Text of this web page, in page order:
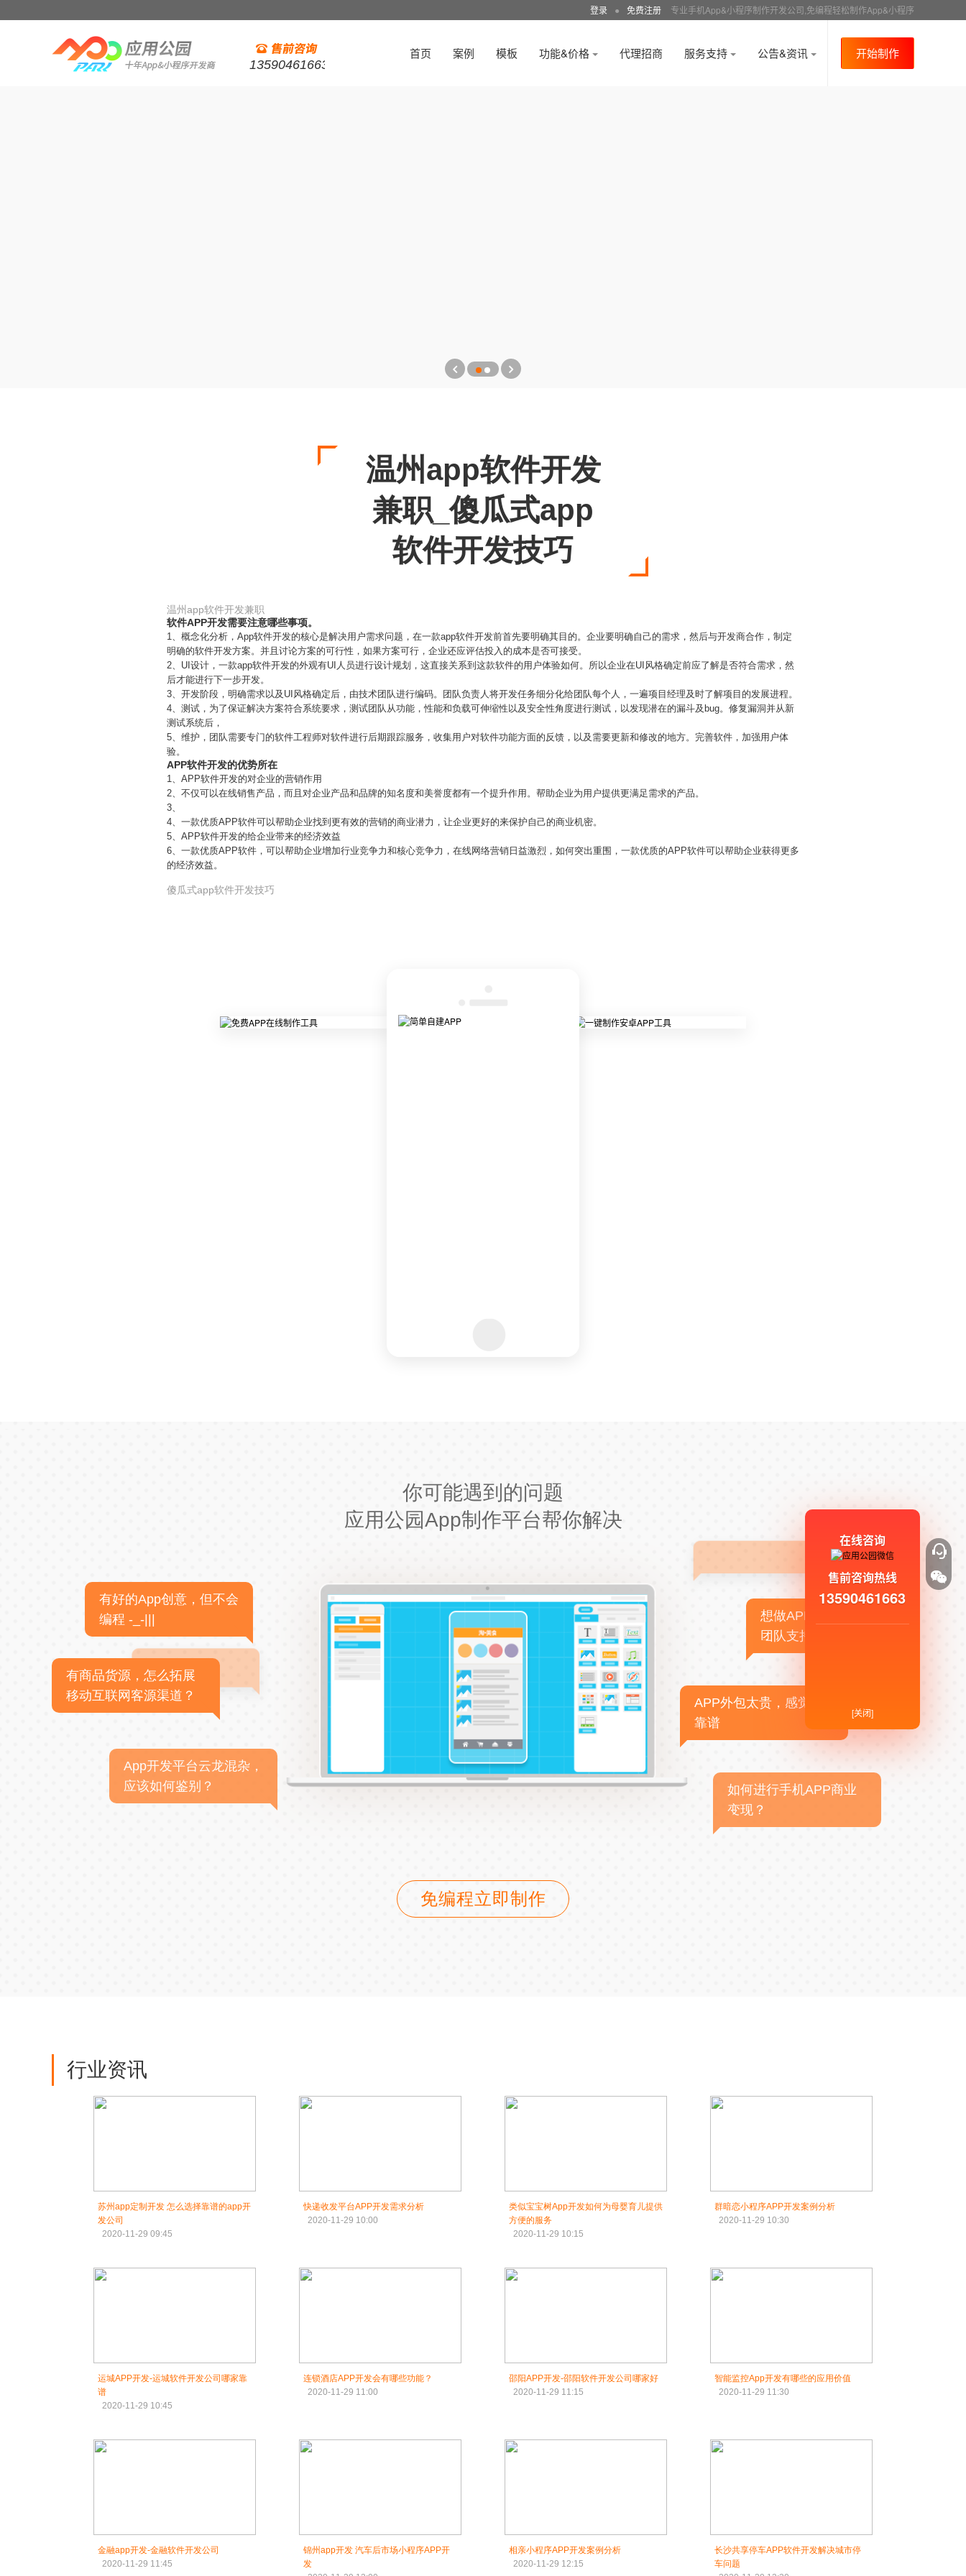
登录 ● 免费注册 专业手机App&小程序制作开发公司,免编程轻松制作App&小程序
13590461663
首页 案例 模板 功能&价格 代理招商 服务支持 公告&资讯 开始制作
温州app软件开发
兼职_傻瓜式app
软件开发技巧
温州app软件开发兼职
软件APP开发需要注意哪些事项。
1、概念化分析，App软件开发的核心是解决用户需求问题，在一款app软件开发前首先要明确其目的。企业要明确自己的需求，然后与开发商合作，制定
明确的软件开发方案。并且讨论方案的可行性，如果方案可行，企业还应评估投入的成本是否可接受。
2、UI设计，一款app软件开发的外观有UI人员进行设计规划，这直接关系到这款软件的用户体验如何。所以企业在UI风格确定前应了解是否符合需求，然
后才能进行下一步开发。
3、开发阶段，明确需求以及UI风格确定后，由技术团队进行编码。团队负责人将开发任务细分化给团队每个人，一遍项目经理及时了解项目的发展进程。
4、测试，为了保证解决方案符合系统要求，测试团队从功能，性能和负载可伸缩性以及安全性角度进行测试，以发现潜在的漏斗及bug。修复漏洞并从新
测试系统后，
5、维护，团队需要专门的软件工程师对软件进行后期跟踪服务，收集用户对软件功能方面的反馈，以及需要更新和修改的地方。完善软件，加强用户体
验。
APP软件开发的优势所在
1、APP软件开发的对企业的营销作用
2、不仅可以在线销售产品，而且对企业产品和品牌的知名度和美誉度都有一个提升作用。帮助企业为用户提供更满足需求的产品。
3、
4、一款优质APP软件可以帮助企业找到更有效的营销的商业潜力，让企业更好的来保护自己的商业机密。
5、APP软件开发的给企业带来的经济效益
6、一款优质APP软件，可以帮助企业增加行业竞争力和核心竞争力，在线网络营销日益激烈，如何突出重围，一款优质的APP软件可以帮助企业获得更多
的经济效益。
傻瓜式app软件开发技巧
你可能遇到的问题
应用公园App制作平台帮你解决
有好的App创意，但不会
编程 -_-|||
有商品货源，怎么拓展
移动互联网客源渠道？
App开发平台云龙混杂，
应该如何鉴别？
想做APP，但没有技术
团队支持
APP外包太贵，感觉不
靠谱
如何进行手机APP商业
变现？
免编程立即制作
行业资讯
苏州app定制开发 怎么选择靠谱的app开
发公司
2020-11-29 09:45
快递收发平台APP开发需求分析
2020-11-29 10:00
类似宝宝树App开发如何为母婴育儿提供
方便的服务
2020-11-29 10:15
群暗恋小程序APP开发案例分析
2020-11-29 10:30
运城APP开发-运城软件开发公司哪家靠
谱
2020-11-29 10:45
连锁酒店APP开发会有哪些功能？
2020-11-29 11:00
邵阳APP开发-邵阳软件开发公司哪家好
2020-11-29 11:15
智能监控App开发有哪些的应用价值
2020-11-29 11:30
金融app开发-金融软件开发公司
2020-11-29 11:45
锦州app开发 汽车后市场小程序APP开
发
相亲小程序APP开发案例分析
2020-11-29 12:15
长沙共享停车APP软件开发解决城市停
车问题
在线咨询
售前咨询热线
13590461663
[关闭]